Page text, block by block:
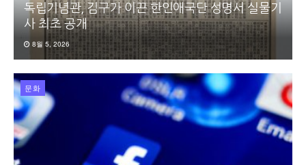
독립기념관, 김구가 이끈 한인애국단 성명서 실물기
사 최초 공개
8월 5, 2026
문화